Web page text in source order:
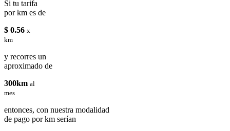
Si tu tarifa
por km es de
$ 0.56 x
km
y recorres un
aproximado de
300km al
mes
entonces, con nuestra modalidad
de pago por km serían